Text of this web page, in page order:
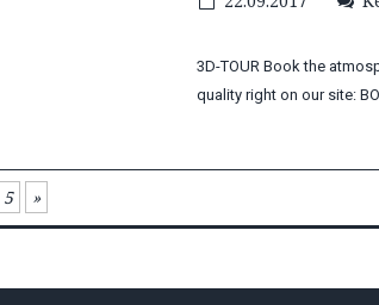
3D-TOUR Book the
quality right on our site:
5 »